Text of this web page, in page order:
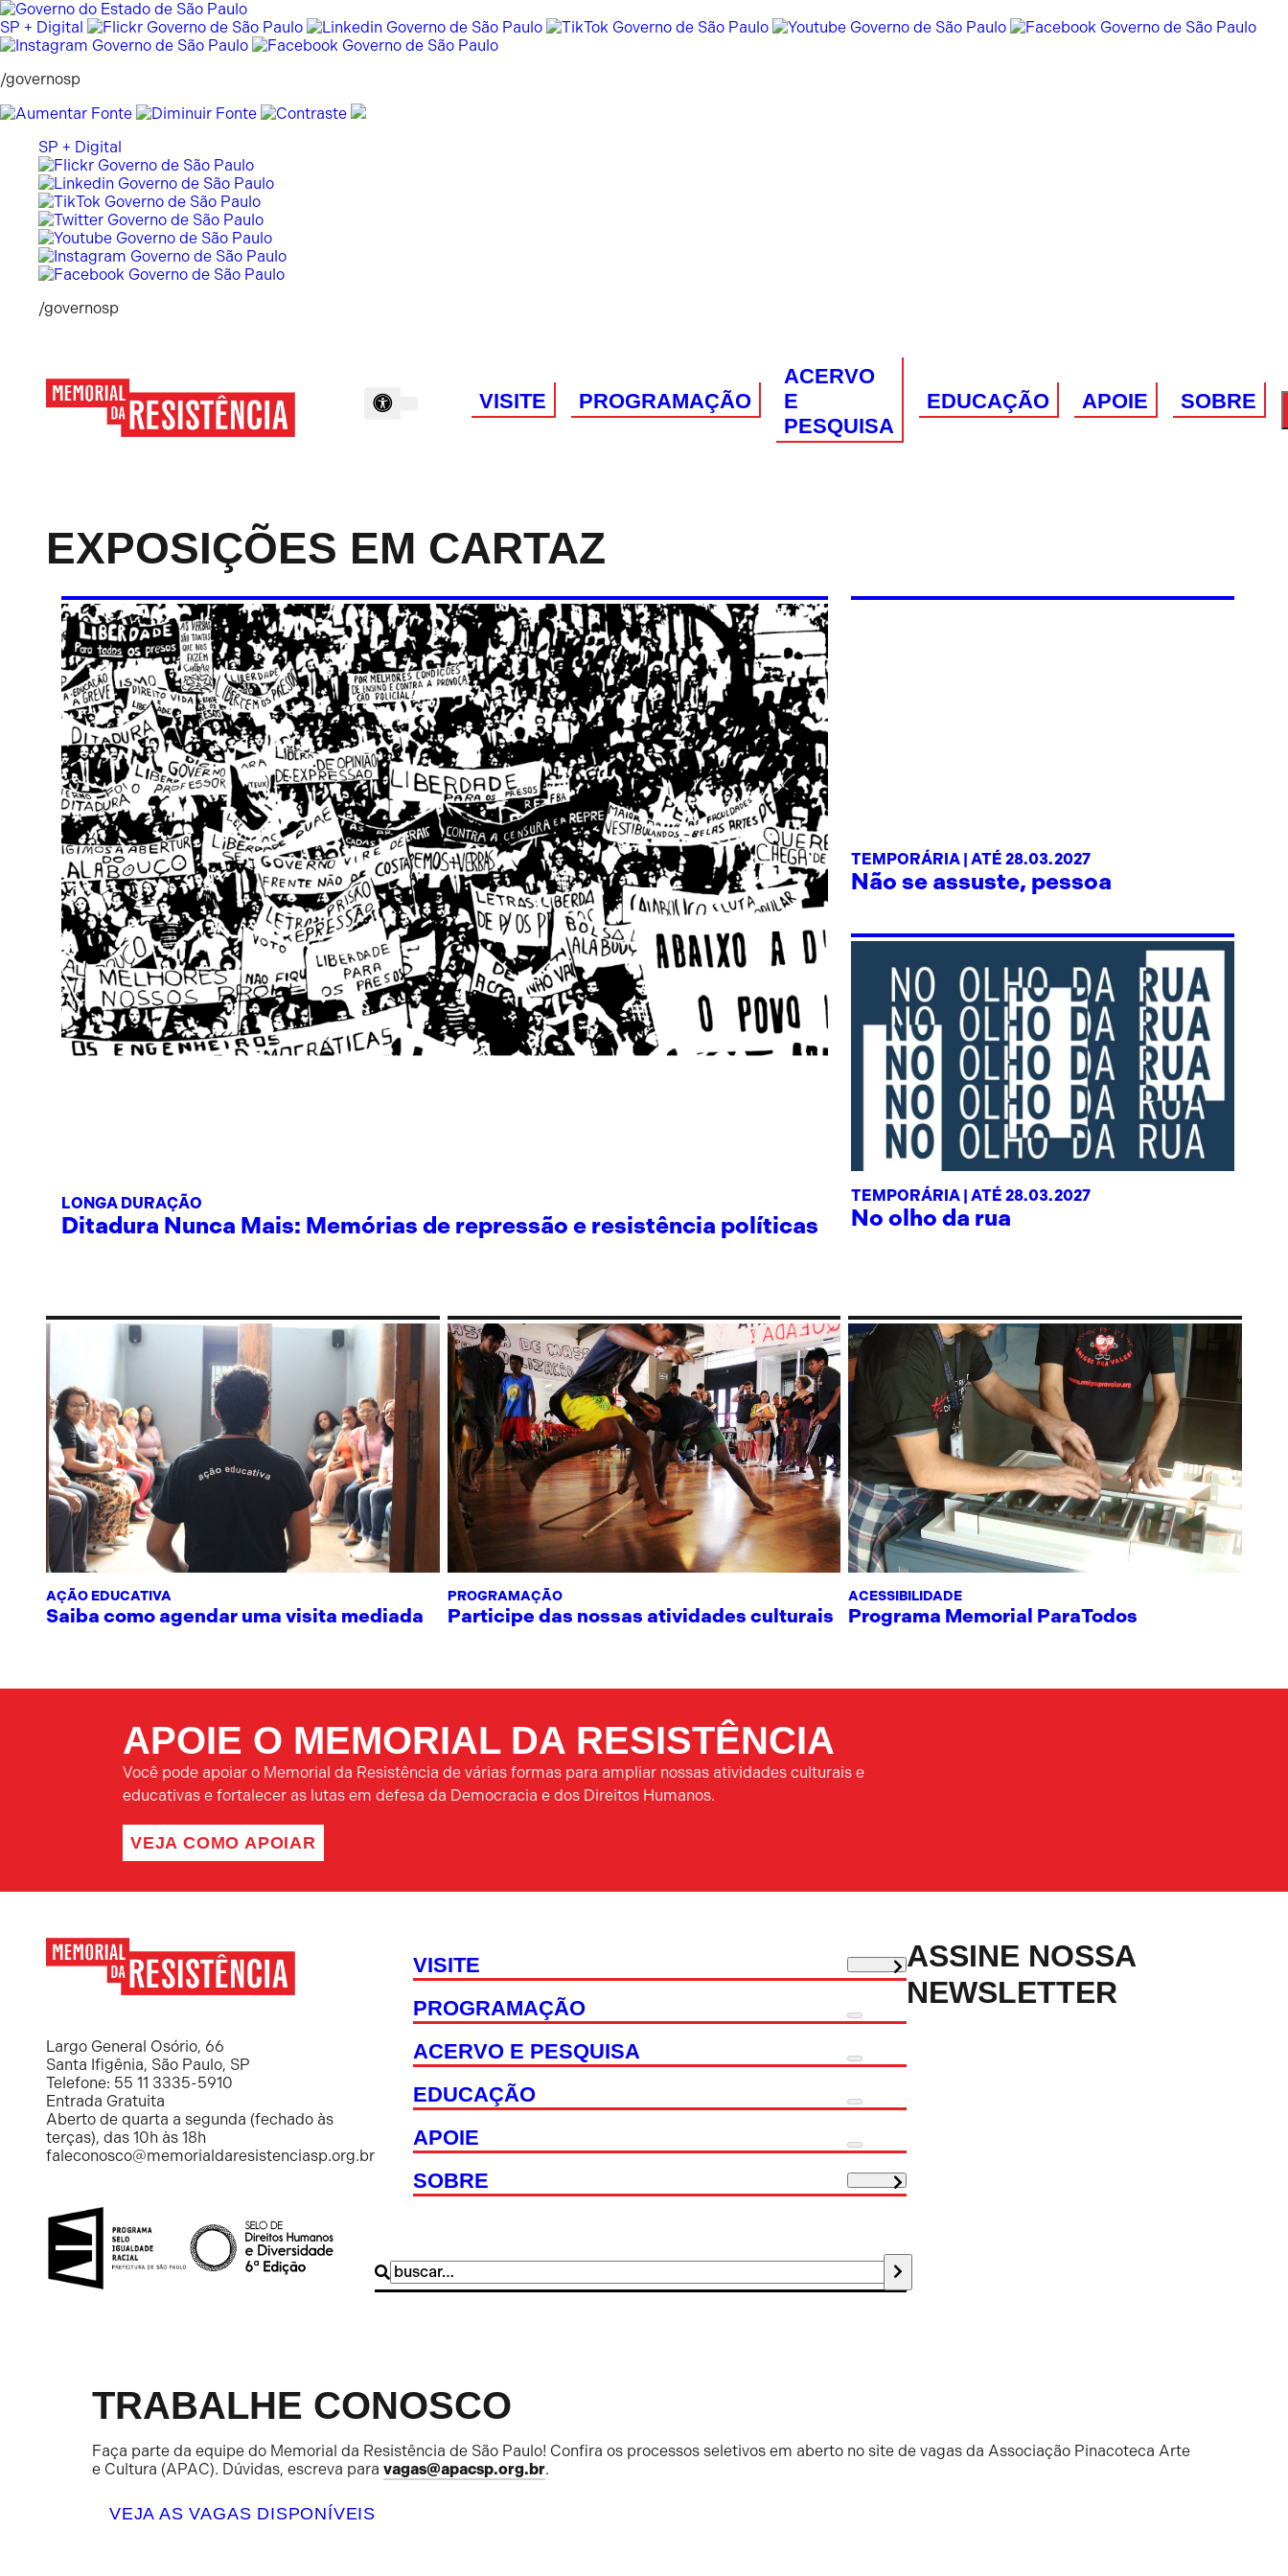
Pular
para
o
SP + Digital
/governosp
SP + Digital
/governosp
VISITE PROGRAMAÇÃO
ACERVO
E
PESQUISA
EDUCAÇÃO APOIE SOBRE
EXPOSIÇÕES EM CARTAZ
LONGA DURAÇÃO
Ditadura Nunca Mais: Memórias de repressão e resistência políticas
TEMPORÁRIA | ATÉ 28.03.2027
Não se assuste, pessoa
TEMPORÁRIA | ATÉ 28.03.2027
No olho da rua
AÇÃO EDUCATIVA
Saiba como agendar uma visita mediada
PROGRAMAÇÃO
Participe das nossas atividades culturais
ACESSIBILIDADE
Programa Memorial ParaTodos
APOIE O MEMORIAL DA RESISTÊNCIA
Você pode apoiar o Memorial da Resistência de várias formas para ampliar nossas atividades culturais e
educativas e fortalecer as lutas em defesa da Democracia e dos Direitos Humanos.
VEJA COMO APOIAR
Resistência
Largo General Osório, 66
Santa Ifigênia, São Paulo, SP
Telefone: 55 11 3335-5910
Entrada Gratuita
Aberto de quarta a segunda (fechado às
terças), das 10h às 18h
faleconosco@memorialdaresistenciasp.org.br
Buscar
por:
VISITE
PROGRAMAÇÃO
ACERVO E PESQUISA
EDUCAÇÃO
APOIE
SOBRE
ASSINE NOSSA
NEWSLETTER
TRABALHE CONOSCO
Faça parte da equipe do Memorial da Resistência de São Paulo! Confira os processos seletivos em aberto no site de vagas da Associação Pinacoteca Arte
e Cultura (APAC). Dúvidas, escreva para vagas@apacsp.org.br.
VEJA AS VAGAS DISPONÍVEIS